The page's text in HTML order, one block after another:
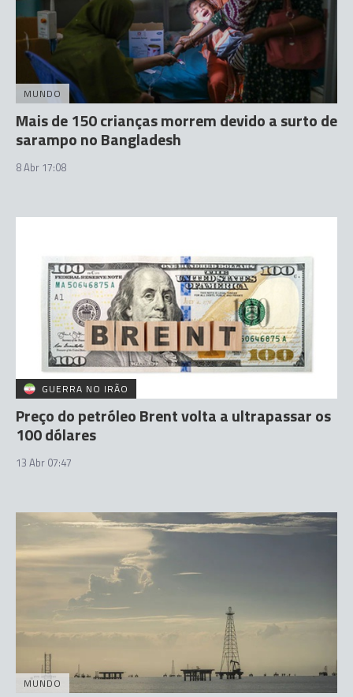
MUNDO
Mais de 150 crianças morrem devido a surto de
sarampo no Bangladesh
8 Abr 17:08
GUERRA NO IRÃO
Preço do petróleo Brent volta a ultrapassar os
100 dólares
13 Abr 07:47
MUNDO